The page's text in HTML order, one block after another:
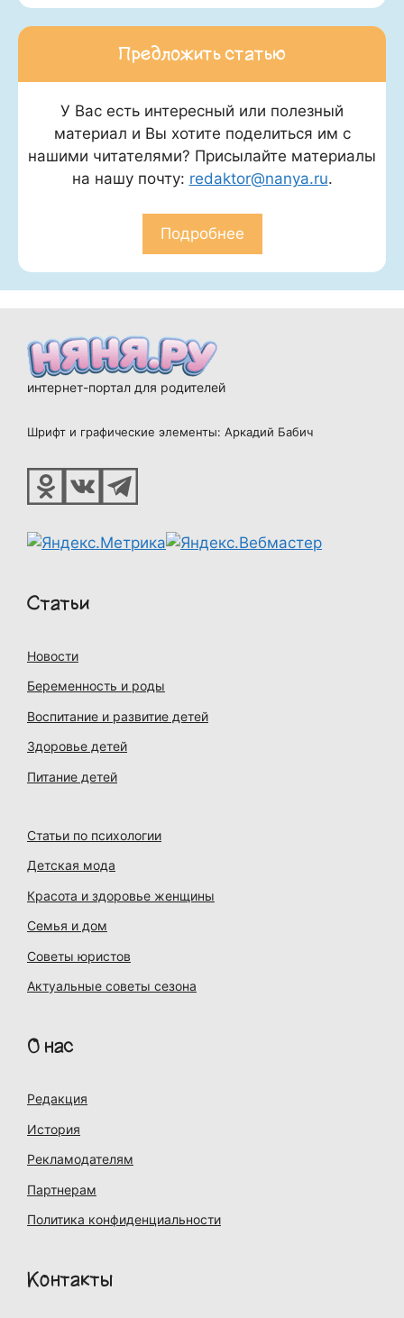
Предложить статью
У Вас есть интересный или полезный
материал и Вы хотите поделиться им с
нашими читателями? Присылайте материалы
на нашу почту: redaktor@nanya.ru.
Подробнее
интернет-портал для родителей
Шрифт и графические элементы: Аркадий Бабич
Статьи
Новости
Беременность и роды
Воспитание и развитие детей
Здоровье детей
Питание детей
Статьи по психологии
Детская мода
Красота и здоровье женщины
Семья и дом
Советы юристов
Актуальные советы сезона
О нас
Редакция
История
Рекламодателям
Партнерам
Политика конфиденциальности
Контакты